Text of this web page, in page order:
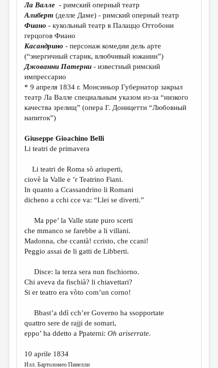
КУЛЬТУРОВЕДЕНИЕ
ПУБЛИЦИСТИКА
РЕЦЕНЗИРОВАНИЕ
ЦИКЛЫ ПУБЛИКАЦИЙ
ТРЕДИАКОВСКИЙ
МЕДИА
ВКОНТАКТЕ
Ла Валле - римский оперный театр
Алиберт (делле Даме) - римский оперный театр
Фиано - кукольный театр в Палаццо Оттобони
герцогов Фиано
Касандрино - персонаж комедии дель арте
(“энергичный старик, влюбчивый южанин”)
Джованни Патерни - известный римский
импрессарио
* 9 апреля 1834 г. Монсиньор Губернатор закрыл
театр Ла Валле специальным указом из-за “низкого
качества зрелищ” (опера Г. Доницетти “Любовный
напиток”)
Giuseppe Gioachino Belli
Li teatri de primavera
Li teatri de Roma sò ariuperti,
ciovè la Valle e ’r Teatrino Fiani.
In quanto a Ccassandrino li Romani
dicheno a cchi cce va: “Llei se diverti.”
Ma ppe’ la Valle state puro scerti
che mmanco se farebbe a li villani.
Madonna, che ccantà! ccristo, che ccani!
Peggio assai de li gatti de Libberti.
Disce: la terza sera nun fischiorno.
Chi aveva da fischià? li chiavettari?
Si er teatro era vòto com’un corno!
Bbast’a ddì cch’er Governo ha ssopportate
quattro sere de rajji de somari,
eppo’ ha ddetto a Ppaterni:Oh ariserrate.
10 aprile 1834
Илл. Бартоломео Пинелли